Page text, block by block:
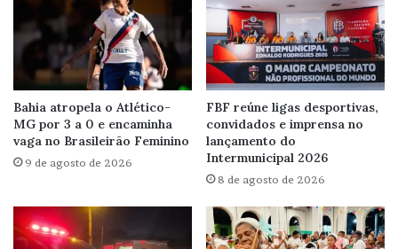
Bahia atropela o Atlético-
MG por 3 a 0 e encaminha
vaga no Brasileirão Feminino
9 de agosto de 2026
FBF reúne ligas desportivas,
convidados e imprensa no
lançamento do
Intermunicipal 2026
8 de agosto de 2026